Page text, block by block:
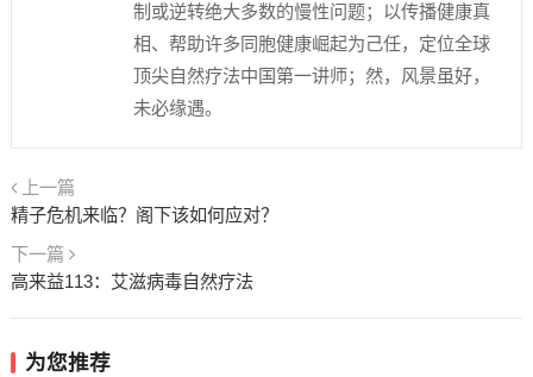
制或逆转绝大多数的慢性问题；以传播健康真
相、帮助许多同胞健康崛起为己任，定位全球
顶尖自然疗法中国第一讲师；然，风景虽好，
未必缘遇。
上一篇
精子危机来临？阁下该如何应对？
下一篇
高来益113：艾滋病毒自然疗法
为您推荐